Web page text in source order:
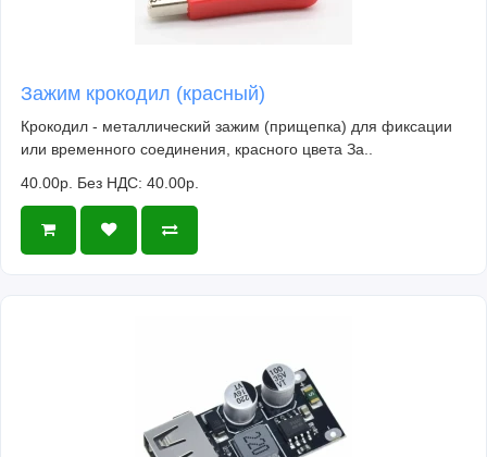
Зажим крокодил (красный)
Крокодил - металлический зажим (прищепка) для фиксации
или временного соединения, красного цвета За..
40.00р. Без НДС: 40.00р.